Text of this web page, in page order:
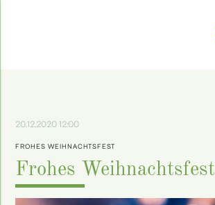
20.12.2020 12:00
FROHES WEIHNACHTSFEST
Frohes Weihnachtsfest